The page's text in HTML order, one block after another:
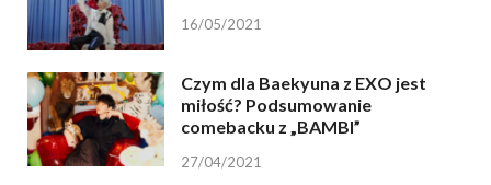
16/05/2021
Czym dla Baekyuna z EXO jest
miłość? Podsumowanie
comebacku z „BAMBI”
27/04/2021